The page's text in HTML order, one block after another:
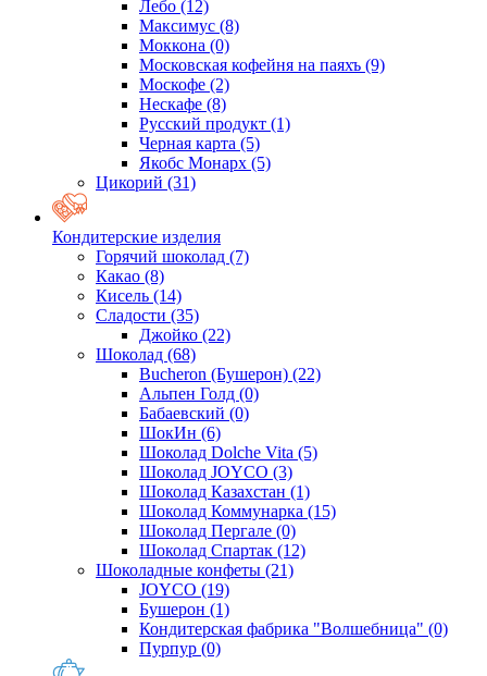
Лебо (12)
Максимус (8)
Моккона (0)
Московская кофейня на паяхъ (9)
Москофе (2)
Нескафе (8)
Русский продукт (1)
Черная карта (5)
Якобс Монарх (5)
Цикорий (31)
Кондитерские изделия
Горячий шоколад (7)
Какао (8)
Кисель (14)
Сладости (35)
Джойко (22)
Шоколад (68)
Bucheron (Бушерон) (22)
Альпен Голд (0)
Бабаевский (0)
ШокИн (6)
Шоколад Dolche Vita (5)
Шоколад JOYCO (3)
Шоколад Казахстан (1)
Шоколад Коммунарка (15)
Шоколад Пергале (0)
Шоколад Спартак (12)
Шоколадные конфеты (21)
JOYCO (19)
Бушерон (1)
Кондитерская фабрика "Волшебница" (0)
Пурпур (0)